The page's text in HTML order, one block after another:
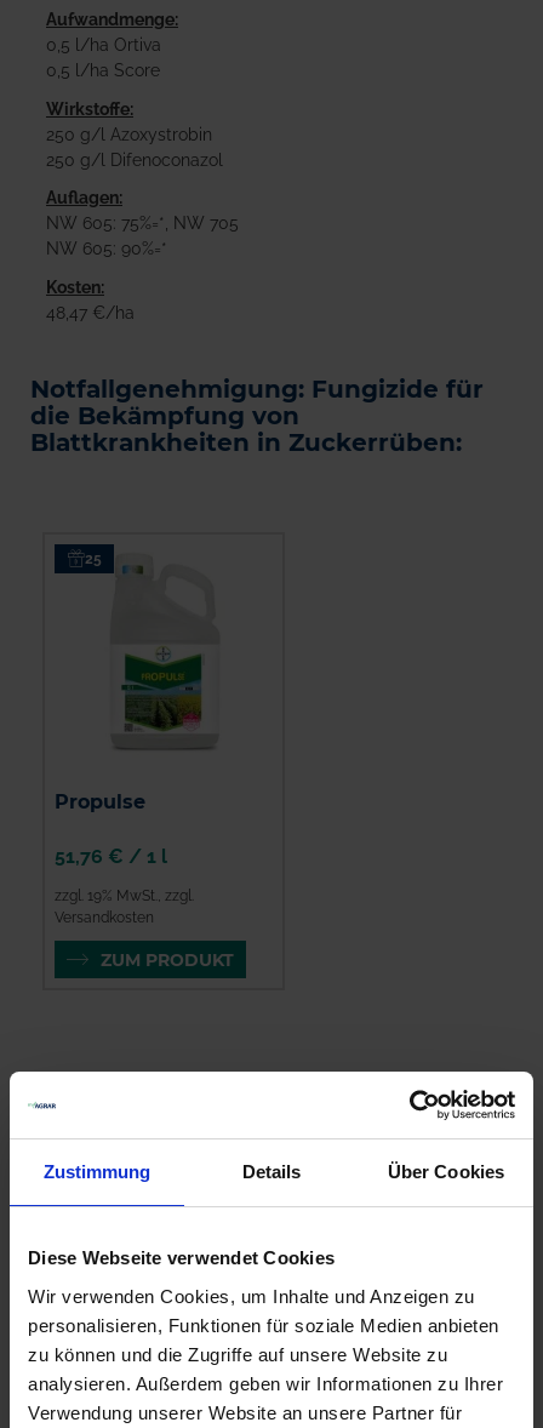
Zustimmung Details Über Cookies
Diese Webseite verwendet Cookies
Wir verwenden Cookies, um Inhalte und Anzeigen zu
personalisieren, Funktionen für soziale Medien anbieten
zu können und die Zugriffe auf unsere Website zu
analysieren. Außerdem geben wir Informationen zu Ihrer
Verwendung unserer Website an unsere Partner für
Aufwandmenge:
0,5 l/ha Ortiva
0,5 l/ha Score
Wirkstoffe:
250 g/l Azoxystrobin
250 g/l Difenoconazol
Auflagen:
NW 605: 75%=*, NW 705
NW 605: 90%=*
Kosten:
48,47 €/ha
Notfallgenehmigung: Fungizide für
die Bekämpfung von
Blattkrankheiten in Zuckerrüben:
25
Propulse
zzgl. 19% MwSt., zzgl.
Versandkosten
51,76 € / 1 l
ZUM PRODUKT
Notfallzulassung:
10.06. bis 07.10.22
max. 2 Anwendungen
1,2 l/ha Propulse
Wirkstoffe:
125 g/l Prothioconazol
125 g/l Fluopyram
Auflagen:
NW 605: 75%=*)